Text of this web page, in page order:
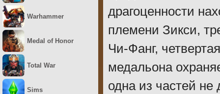
драгоценности
племени Зикси,
Чи-Фанг,
медальона
одна из частей не
Warhammer
Medal of Honor
Total War
Sims